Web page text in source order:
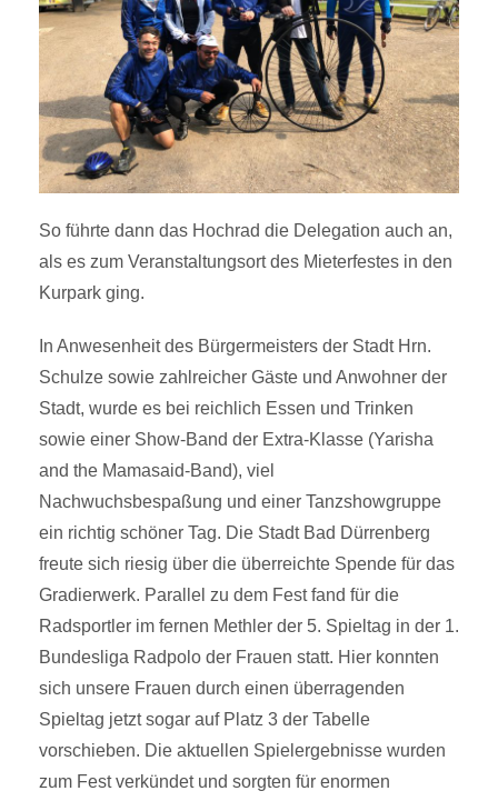
So führte dann das Hochrad die Delegation auch an,
als es zum Veranstaltungsort des Mieterfestes in den
Kurpark ging.
In Anwesenheit des Bürgermeisters der Stadt Hrn.
Schulze sowie zahlreicher Gäste und Anwohner der
Stadt, wurde es bei reichlich Essen und Trinken
sowie einer Show-Band der Extra-Klasse (Yarisha
and the Mamasaid-Band), viel
Nachwuchsbespaßung und einer Tanzshowgruppe
ein richtig schöner Tag. Die Stadt Bad Dürrenberg
freute sich riesig über die überreichte Spende für das
Gradierwerk. Parallel zu dem Fest fand für die
Radsportler im fernen Methler der 5. Spieltag in der 1.
Bundesliga Radpolo der Frauen statt. Hier konnten
sich unsere Frauen durch einen überragenden
Spieltag jetzt sogar auf Platz 3 der Tabelle
vorschieben. Die aktuellen Spielergebnisse wurden
zum Fest verkündet und sorgten für enormen